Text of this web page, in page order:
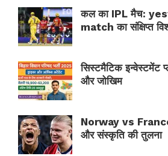
कल का IPL मैच:
match का संक्षिप्त
सिस्टमैटिक इन्वेस्टमेंट
और जोखिम
Norway vs
और संस्कृति की तुलना